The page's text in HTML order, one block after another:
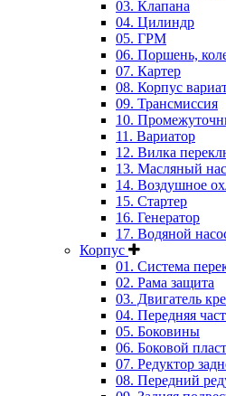
03. Клапана
04. Цилиндр
05. ГРМ
06. Поршень,
07. Картер
08. Корпус
09. Трансмиссия
10.
11. Вариатор
12. Вилка
13. Масляный
14. Воздушное
15. Стартер
16. Генератор
17. Водяной
Корпус
01. Система
02. Рама защита
03. Двигатель
04. Передняя
05. Боковины
06. Боковой
07. Редуктор
08. Передний